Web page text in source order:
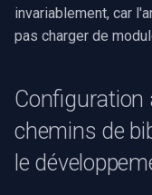
invariablement, car
pas charger de
Configuration
chemins de
le